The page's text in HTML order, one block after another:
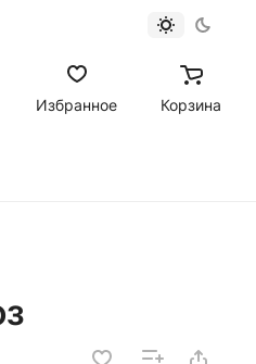
Избранное Корзина